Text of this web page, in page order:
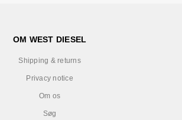
OM WEST DIESEL
Shipping & returns
Privacy notice
Om os
Søg